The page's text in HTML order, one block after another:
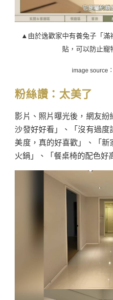
▲由於逸歡家中有養兔子「滿
貼，可以防止寵
image source：
粉絲讚： 太美了
影片、照片曝光後，網友紛
沙發好好看」、「沒有過度
美度，真的好喜歡」、「
火鍋」、「餐桌椅的配色好